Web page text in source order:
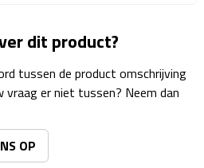
dit product?
tussen de product omschrijving
er niet tussen? Neem dan
OP